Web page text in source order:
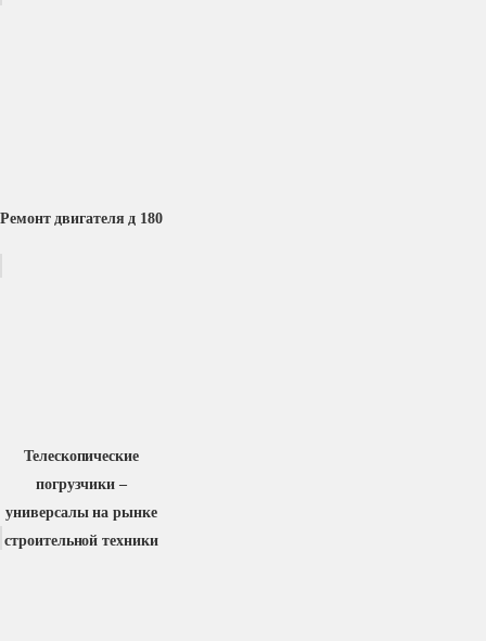
Ремонт двигателя д 180
Телескопические
погрузчики –
универсалы на рынке
строительной техники